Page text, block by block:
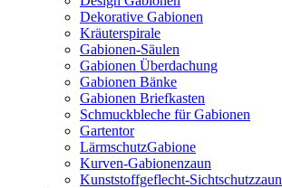
Dekorative Gabionen
Kräuterspirale
Gabionen-Säulen
Gabionen Überdachung
Gabionen Bänke
Gabionen Briefkasten
Schmuckbleche für Gabionen
Gartentor
LärmschutzGabione
Kurven-Gabionenzaun
Kunststoffgeflecht-Sichtschutzzaun